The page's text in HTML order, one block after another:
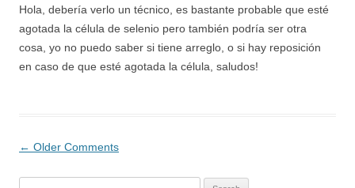
Hola, debería verlo un técnico, es bastante probable que esté
agotada la célula de selenio pero también podría ser otra
cosa, yo no puedo saber si tiene arreglo, o si hay reposición
en caso de que esté agotada la célula, saludos!
Comment
← Older Comments